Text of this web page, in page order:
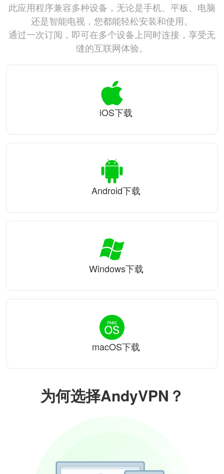
为何选择AndyVPN？
此应用程序兼容多种设备，无论是手机、平板、电脑
还是智能电视，您都能轻松安装和使用。
通过一次订阅，即可在多个设备上同时连接，享受无
缝的互联网体验。
iOS下载
Android下载
Windows下载
macOS下载